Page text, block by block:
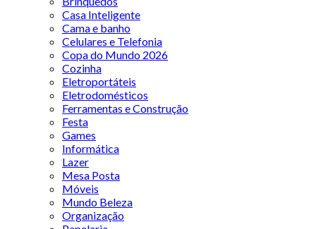
Casa Inteligente
Cama e banho
Celulares e Telefonia
Copa do Mundo 2026
Cozinha
Eletroportáteis
Eletrodomésticos
Ferramentas e Construção
Festa
Games
Informática
Lazer
Mesa Posta
Móveis
Mundo Beleza
Organização